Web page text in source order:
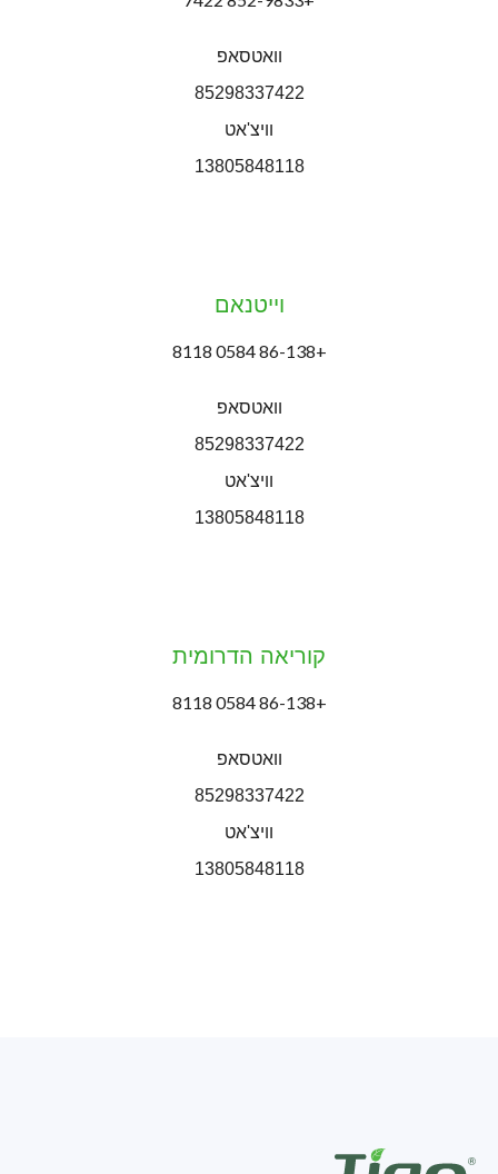
וואטסאפ
85298337422
וויצ'אט
13805848118
וייטנאם
+86-138 0584 8118
וואטסאפ
85298337422
וויצ'אט
13805848118
קוריאה הדרומית
+86-138 0584 8118
וואטסאפ
85298337422
וויצ'אט
13805848118